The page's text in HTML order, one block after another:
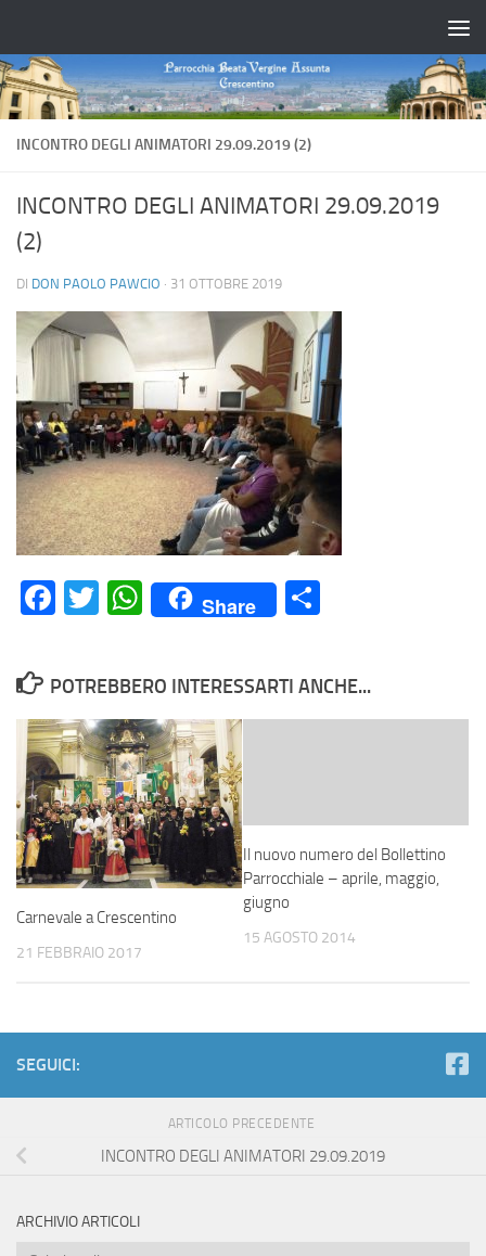
INCONTRO DEGLI ANIMATORI 29.09.2019 (2)
INCONTRO DEGLI ANIMATORI 29.09.2019
(2)
DI DON PAOLO PAWCIO · 31 OTTOBRE 2019
Facebook
Twitter
WhatsApp
Share
POTREBBERO INTERESSARTI ANCHE...
Carnevale a Crescentino
21 FEBBRAIO 2017
Il nuovo numero del Bollettino
Parrocchiale – aprile, maggio,
giugno
15 AGOSTO 2014
SEGUICI:
ARTICOLO PRECEDENTE
INCONTRO DEGLI ANIMATORI 29.09.2019
ARCHIVIO ARTICOLI